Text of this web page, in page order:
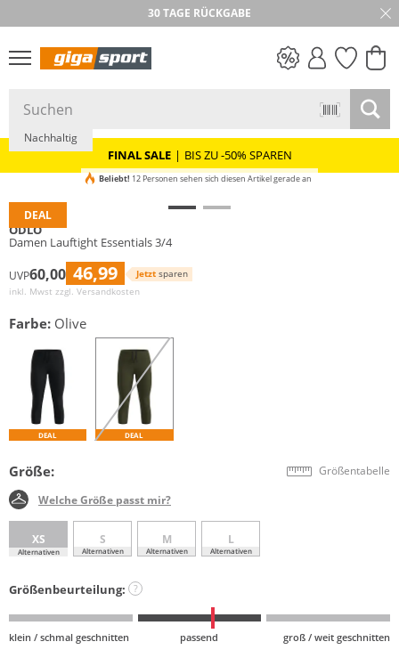
30 TAGE RÜCKGABE
PREIS & WERT
FINAL SALE | BIS ZU -50% SPAREN
DEAL
Nachhaltig
Beliebt! 12 Personen sehen sich diesen Artikel gerade an
ODLO
Damen Lauftight Essentials 3/4
UVP60,00 46,99 Jetzt sparen
inkl. Mwst zzgl. Versandkosten
Farbe: Olive
DEAL DEAL
Größe: Größentabelle
Welche Größe passt mir?
XS
Alternativen
S
Alternativen
M
Alternativen
L
Alternativen
Größenbeurteilung: ?
klein / schmal geschnitten passend groß / weit geschnitten